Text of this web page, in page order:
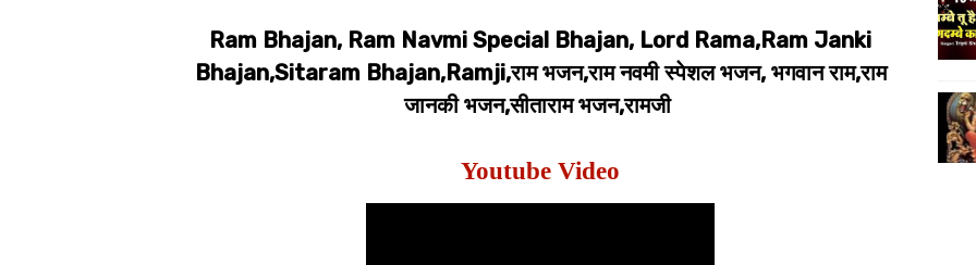
Ram Bhajan, Ram Navmi Special Bhajan, Lord Rama,Ram Janki
Bhajan,Sitaram Bhajan,Ramji,राम भजन,राम नवमी स्पेशल भजन, भगवान राम,राम
जानकी भजन,सीताराम भजन,रामजी
Youtube Video